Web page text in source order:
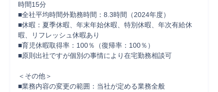
時間15分
■全社平均時間外勤務時間：8.3時間（2024年度）
■休暇：夏季休暇、年末年始休暇、特別休暇、年次有給休
暇、リフレッシュ休暇あり
■育児休暇取得率：100％（復帰率：100％）
■原則出社ですが個別の事情により在宅勤務相談可
＜その他＞
■業務内容の変更の範囲：当社が定める業務全般